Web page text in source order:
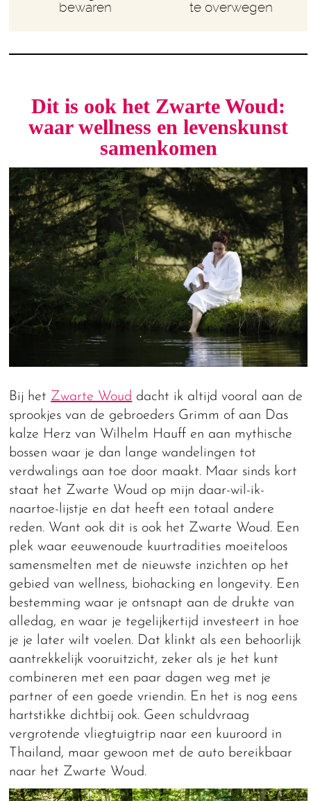
bewaren
te overwegen
Dit is ook het Zwarte Woud:
waar wellness en levenskunst
samenkomen
Bij het Zwarte Woud dacht ik altijd vooral aan de
sprookjes van de gebroeders Grimm of aan Das
kalze Herz van Wilhelm Hauff en aan mythische
bossen waar je dan lange wandelingen tot
verdwalings aan toe door maakt. Maar sinds kort
staat het Zwarte Woud op mijn daar-wil-ik-
naartoe-lijstje en dat heeft een totaal andere
reden. Want ook dit is ook het Zwarte Woud. Een
plek waar eeuwenoude kuurtradities moeiteloos
samensmelten met de nieuwste inzichten op het
gebied van wellness, biohacking en longevity. Een
bestemming waar je ontsnapt aan de drukte van
alledag, en waar je tegelijkertijd investeert in hoe
je je later wilt voelen. Dat klinkt als een behoorlijk
aantrekkelijk vooruitzicht, zeker als je het kunt
combineren met een paar dagen weg met je
partner of een goede vriendin. En het is nog eens
hartstikke dichtbij ook. Geen schuldvraag
vergrotende vliegtuigtrip naar een kuuroord in
Thailand, maar gewoon met de auto bereikbaar
naar het Zwarte Woud.